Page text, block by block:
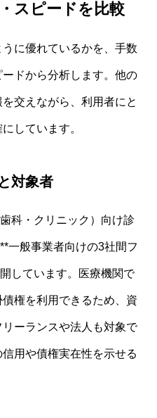
スピードを比較
に優れているかを、手数
ドから分析します。他の
交えながら、利用者にと
しています。
対象者
科・クリニック）向け診
一般事業者向けの3社間フ
しています。医療機関で
権を利用できるため、資
ーランスや法人も対象で
用や債権実在性を示せる